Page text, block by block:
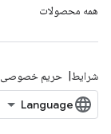
همه محصولات
شرایط حریم خصوصی